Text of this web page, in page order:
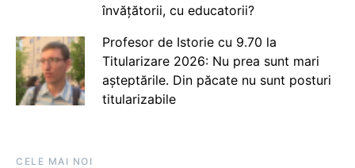
învățătorii, cu educatorii?
Profesor de Istorie cu 9.70 la
Titularizare 2026: Nu prea sunt mari
așteptările. Din păcate nu sunt posturi
titularizabile
CELE MAI NOI